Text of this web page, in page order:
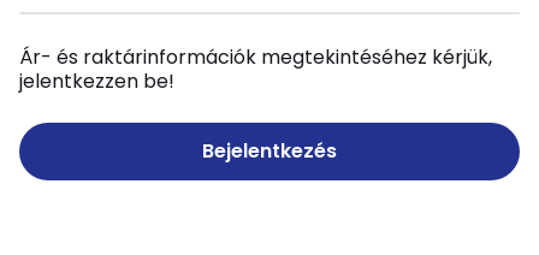
Ár- és raktárinformációk megtekintéséhez kérjük,
jelentkezzen be!
Bejelentkezés